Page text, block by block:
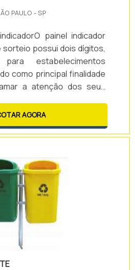
PAULO - SP
painel indicador
sorteio possui dois dígitos,
estabelecimentos
como principal finalidade
a atenção dos seus
utilizados para postos de
de vagas que
em condomínios e
3,8 cm em matriz de sete
vermelho; Tem a
AGORA